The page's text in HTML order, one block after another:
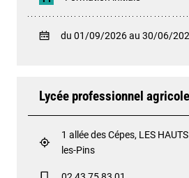
du 01/09/2026 au 30/06/
Lycée professionnel
1 allée des Cépes, LES
les-Pins